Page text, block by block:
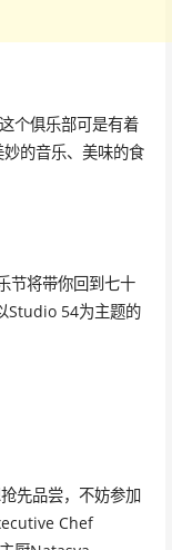
个俱乐部可是有着
的音乐、美味的食
将带你回到七十
Studio 54为主题的
先品尝，不妨参加
Chef